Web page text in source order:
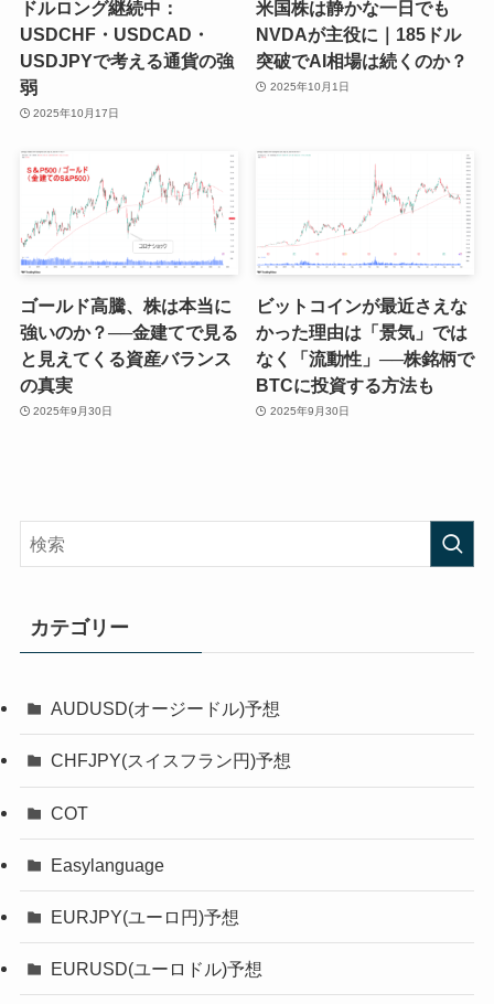
ドルロング継続中：
USDCHF・USDCAD・
USDJPYで考える通貨の強
弱
2025年10月17日
米国株は静かな一日でも
NVDAが主役に｜185ドル
突破でAI相場は続くのか？
2025年10月1日
ゴールド高騰、株は本当に
強いのか？──金建てで見る
と見えてくる資産バランス
の真実
2025年9月30日
ビットコインが最近さえな
かった理由は「景気」では
なく「流動性」──株銘柄で
BTCに投資する方法も
2025年9月30日
カテゴリー
AUDUSD(オージードル)予想
CHFJPY(スイスフラン円)予想
COT
Easylanguage
EURJPY(ユーロ円)予想
EURUSD(ユーロドル)予想